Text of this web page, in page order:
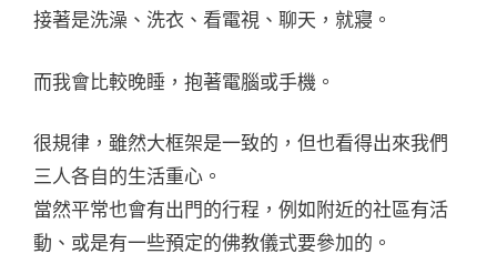
接著是洗澡、洗衣、看電視、聊天，就寢。
而我會比較晚睡，抱著電腦或手機。
很規律，雖然大框架是一致的，但也看得出來我們
三人各自的生活重心。
當然平常也會有出門的行程，例如附近的社區有活
動、或是有一些預定的佛教儀式要參加的。